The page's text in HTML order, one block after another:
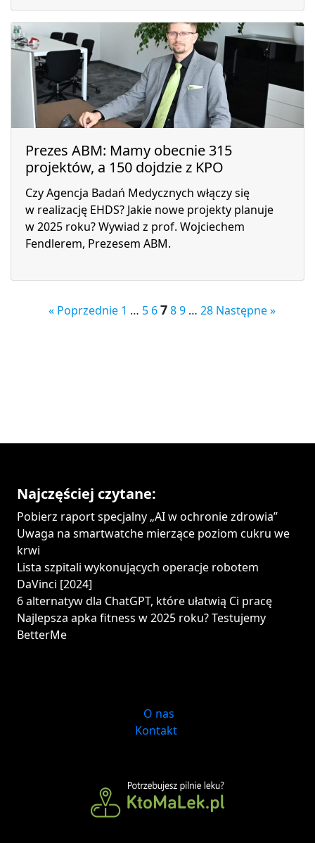
Prezes ABM: Mamy obecnie 315
projektów, a 150 dojdzie z KPO
Czy Agencja Badań Medycznych włączy się
w realizację EHDS? Jakie nowe projekty planuje
w 2025 roku? Wywiad z prof. Wojciechem
Fendlerem, Prezesem ABM.
« Poprzednie 1 … 5 6 7 8 9 … 28 Następne »
Najczęściej czytane:
Pobierz raport specjalny „AI w ochronie zdrowia”
Uwaga na smartwatche mierzące poziom cukru we
krwi
Lista szpitali wykonujących operacje robotem
DaVinci [2024]
6 alternatyw dla ChatGPT, które ułatwią Ci pracę
Najlepsza apka fitness w 2025 roku? Testujemy
BetterMe
O nas
Kontakt